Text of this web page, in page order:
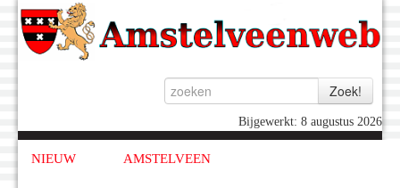
Bijgewerkt: 8 augustus 2026
NIEUW AMSTELVEEN